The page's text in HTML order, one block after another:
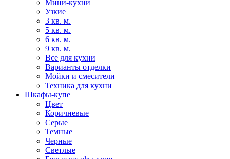
Мини-кухни
Узкие
3 кв. м.
5 кв. м.
6 кв. м.
9 кв. м.
Все для кухни
Варианты отделки
Мойки и смесители
Техника для кухни
Шкафы-купе
Цвет
Коричневые
Серые
Темные
Черные
Светлые